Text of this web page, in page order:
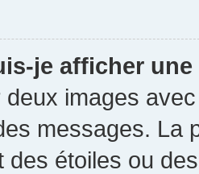
je afficher
images
messages. La
des étoiles ou